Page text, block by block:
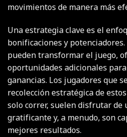
movimientos de manera más
Una estrategia clave es el
bonificaciones y
pueden transformar el juego,
oportunidades adicionales
ganancias. Los jugadores que
recolección estratégica de
solo correr, suelen disfrutar de
gratificante y, a menudo, son
mejores resultados.